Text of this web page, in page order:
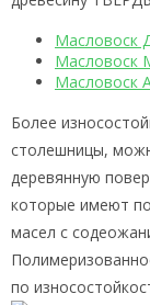
Масловоск
Масловоск
Масловоск
Более
столешницы,
деревянную
которые имеют
масел с
по